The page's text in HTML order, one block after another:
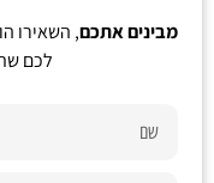
מבינים אתכם, השאירו
לכם